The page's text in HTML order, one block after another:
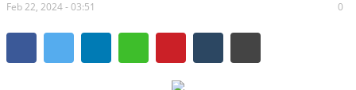
दुर्ग संभाग
Feb 22, 2024 - 03:51 0